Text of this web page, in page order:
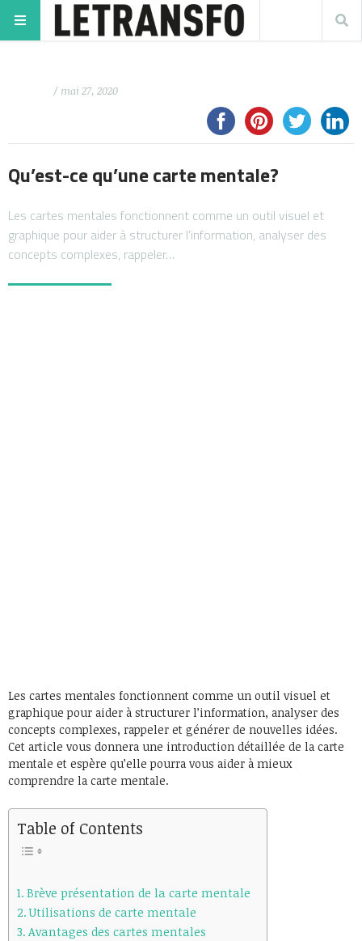
/ mai 27, 2020
Qu’est-ce qu’une carte mentale?
Les cartes mentales fonctionnent comme un outil visuel et
graphique pour aider à structurer l’information, analyser des
concepts complexes, rappeler…
Les cartes mentales fonctionnent comme un outil visuel et
graphique pour aider à structurer l’information, analyser des
concepts complexes, rappeler et générer de nouvelles idées.
Cet article vous donnera une introduction détaillée de la carte
mentale et espère qu’elle pourra vous aider à mieux
comprendre la carte mentale.
Table of Contents
Brève présentation de la carte mentale
Utilisations de carte mentale
Avantages des cartes mentales